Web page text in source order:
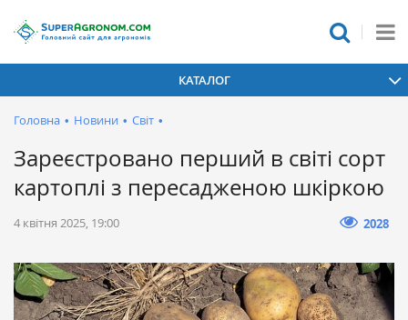
КАТАЛОГ
Головна • Новини • Світ •
Зареєстровано перший в світі сорт
картоплі з пересадженою шкіркою
4 квітня 2025, 19:00 2028